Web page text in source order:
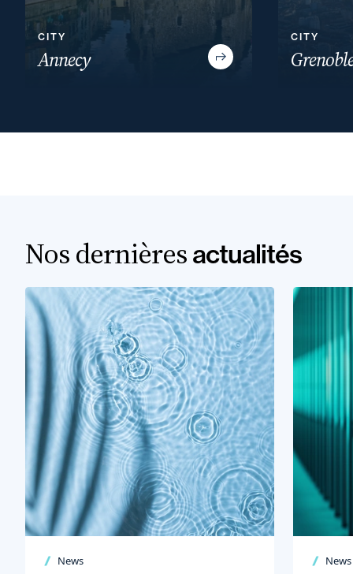
CITY
Annecy
CITY
Nos dernières actualités
News News